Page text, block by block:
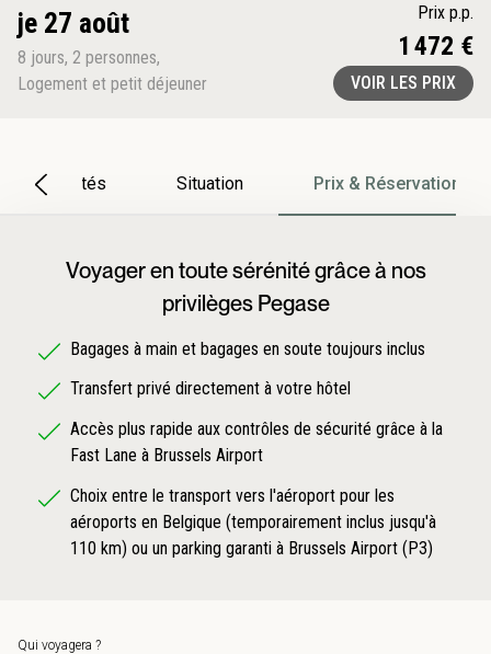
je 27 août
8 jours, 2 personnes,
Logement et petit déjeuner
Prix p.p.
1 472 €
VOIR LES PRIX
Particularités Situation Prix & Réservation
Voyager en toute sérénité grâce à nos
privilèges Pegase
Bagages à main et bagages en soute toujours inclus
Transfert privé directement à votre hôtel
Accès plus rapide aux contrôles de sécurité grâce à la
Fast Lane à Brussels Airport
Choix entre le transport vers l'aéroport pour les
aéroports en Belgique (temporairement inclus jusqu'à
110 km) ou un parking garanti à Brussels Airport (P3)
Qui voyagera ?